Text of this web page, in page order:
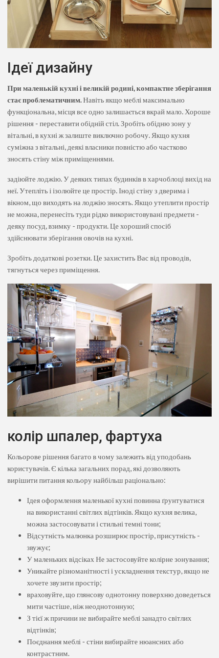
Ідеї ​​дизайну
При маленькій кухні і великій родині, компактне зберігання
стає проблематичним.Навіть якщо меблі максимально
функціональна, місця все одно залишається вкрай мало. Хороше
рішення - переставити обідній стіл. Зробіть обідню зону у
вітальні, в кухні ж залиште виключно робочу. Якщо кухня
суміжна з вітальні, деякі власники повністю або частково
зносять стіну між приміщеннями.
задіюйте лоджію. У деяких типах будинків в харчоблоці вихід на
неї. Утепліть і ізолюйте це простір. Іноді стіну з дверима і
вікном, що виходять на лоджію зносять. Якщо утеплити простір
не можна, перенесіть туди рідко використовувані предмети -
деяку посуд, взимку - продукти. Це хороший спосіб
здійснювати зберігання овочів на кухні.
Зробіть додаткові розетки. Це захистить Вас від проводів,
тягнуться через приміщення.
колір шпалер, фартуха
Кольорове рішення багато в чому залежить від уподобань
користувачів. Є кілька загальних порад, які дозволяють
вирішити питання кольору найбільш раціонально:
Ідея оформлення маленької кухні повинна ґрунтуватися
на використанні світлих відтінків. Якщо кухня велика,
можна застосовувати і стильні темні тони;
Відсутність малюнка розширює простір, присутність -
звужує;
У маленьких відсіках Не застосовуйте колірне зонування;
Уникайте різноманітності і ускладнення текстур, якщо не
хочете звузити простір;
враховуйте, що глянсову однотонну поверхню доведеться
мити частіше, ніж неоднотонную;
З тієї ж причини не вибирайте меблі занадто світлих
відтінків;
Поєднання меблі - стіни вибирайте нюансних або
контрастним.